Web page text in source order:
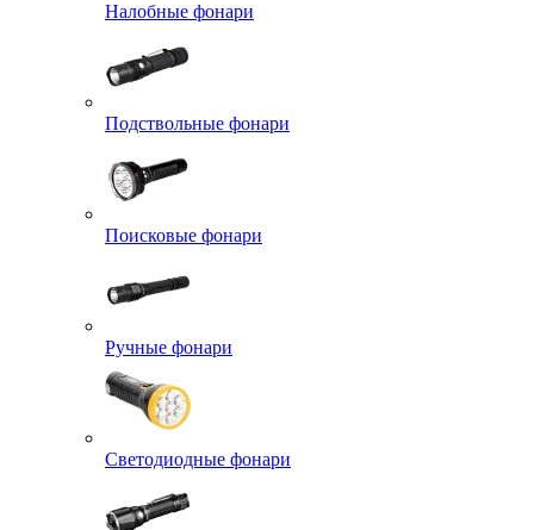
Налобные фонари
Подствольные фонари
Поисковые фонари
Ручные фонари
Светодиодные фонари